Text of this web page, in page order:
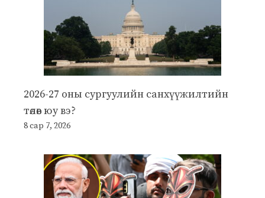
2026-27 оны сургуулийн санхүүжилтийн
төлөв юу вэ?
8 сар 7, 2026